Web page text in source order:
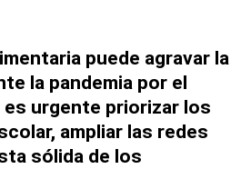
puede agravar la
la pandemia por el
urgente priorizar los
ampliar las redes
sólida de los